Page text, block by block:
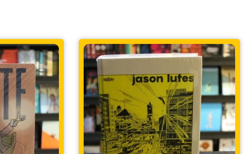
DC,Super-Herói
LENDAS DO UNIVERSO DC – OMAC –
JACK KIRBY
R$39,90
Em até 1x deR$39,90sem juros